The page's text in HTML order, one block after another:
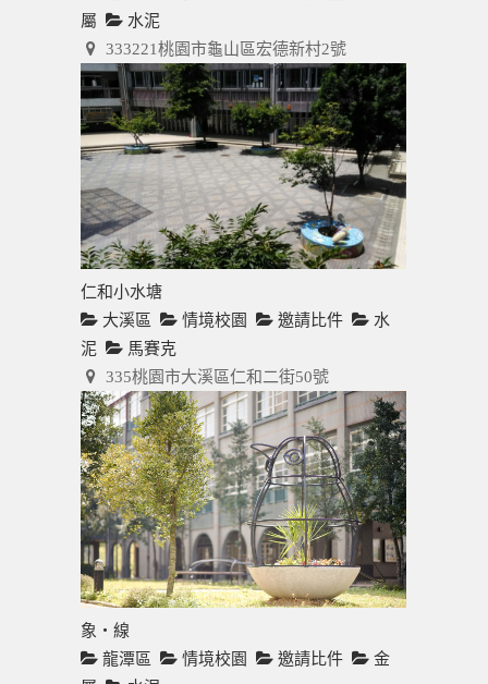
屬
水泥
333221桃園市龜山區宏德新村2號
仁和小水塘
大溪區
情境校園 邀請比件
水
泥
馬賽克
335桃園市大溪區仁和二街50號
象‧線
龍潭區
情境校園 邀請比件
金